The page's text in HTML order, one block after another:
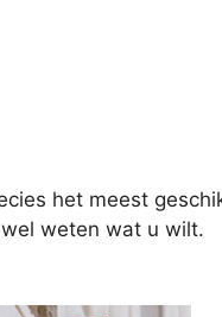
het meest
weten wat u wilt.